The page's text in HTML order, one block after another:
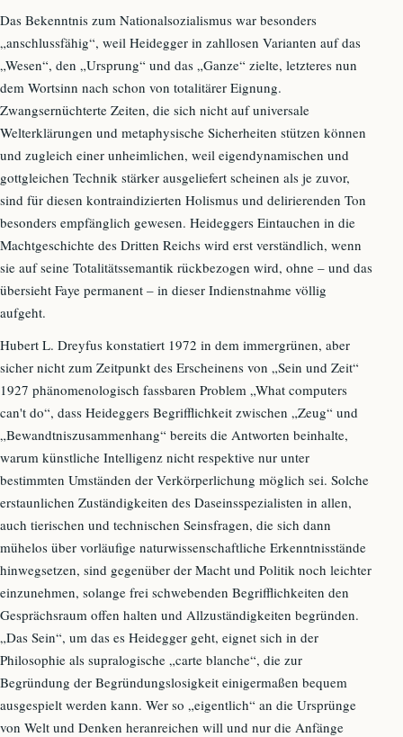
Das Bekenntnis zum Nationalsozialismus war besonders
„anschlussfähig“, weil Heidegger in zahllosen Varianten auf das
„Wesen“, den „Ursprung“ und das „Ganze“ zielte, letzteres nun
dem Wortsinn nach schon von totalitärer Eignung.
Zwangsernüchterte Zeiten, die sich nicht auf universale
Welterklärungen und metaphysische Sicherheiten stützen können
und zugleich einer unheimlichen, weil eigendynamischen und
gottgleichen Technik stärker ausgeliefert scheinen als je zuvor,
sind für diesen kontraindizierten Holismus und delirierenden Ton
besonders empfänglich gewesen. Heideggers Eintauchen in die
Machtgeschichte des Dritten Reichs wird erst verständlich, wenn
sie auf seine Totalitätssemantik rückbezogen wird, ohne – und das
übersieht Faye permanent – in dieser Indienstnahme völlig
aufgeht.
Hubert L. Dreyfus konstatiert 1972 in dem immergrünen, aber
sicher nicht zum Zeitpunkt des Erscheinens von „Sein und Zeit“
1927 phänomenologisch fassbaren Problem „What computers
can't do“, dass Heideggers Begrifflichkeit zwischen „Zeug“ und
„Bewandtniszusammenhang“ bereits die Antworten beinhalte,
warum künstliche Intelligenz nicht respektive nur unter
bestimmten Umständen der Verkörperlichung möglich sei. Solche
erstaunlichen Zuständigkeiten des Daseinsspezialisten in allen,
auch tierischen und technischen Seinsfragen, die sich dann
mühelos über vorläufige naturwissenschaftliche Erkenntnisstände
hinwegsetzen, sind gegenüber der Macht und Politik noch leichter
einzunehmen, solange frei schwebenden Begrifflichkeiten den
Gesprächsraum offen halten und Allzuständigkeiten begründen.
„Das Sein“, um das es Heidegger geht, eignet sich in der
Philosophie als supralogische „carte blanche“, die zur
Begründung der Begründungslosigkeit einigermaßen bequem
ausgespielt werden kann. Wer so „eigentlich“ an die Ursprünge
von Welt und Denken heranreichen will und nur die Anfänge